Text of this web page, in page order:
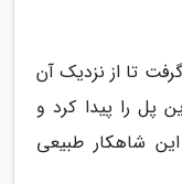
تا از نزدیک آن
پل را پیدا کرد و
شاهکار طبیعی